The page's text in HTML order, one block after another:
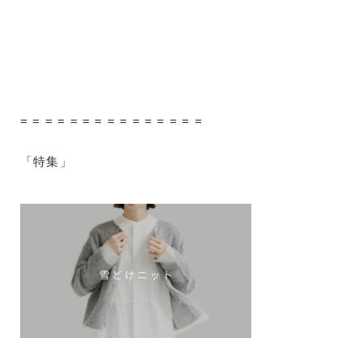
= = = = = = = = = = = = = = =
「特集」